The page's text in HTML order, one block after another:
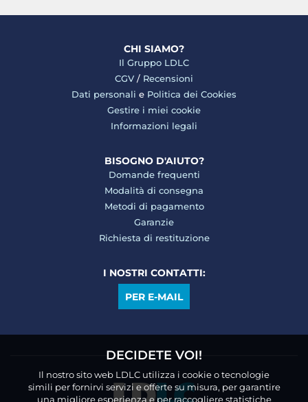
CHI SIAMO?
Il Gruppo LDLC
CGV / Recensioni
Dati personali e Politica dei Cookies
Gestire i miei cookie
Informazioni legali
BISOGNO D'AIUTO?
Domande frequenti
Modalità di consegna
Metodi di pagamento
Garanzie
Richiesta di restituzione
I NOSTRI CONTATTI:
PER E-MAIL
DECIDETE VOI!
Il nostro sito web LDLC utilizza i cookie o tecnologie
simili per fornirvi servizi e offerte su misura, per garantire
una migliore esperienza e per raccogliere statistiche